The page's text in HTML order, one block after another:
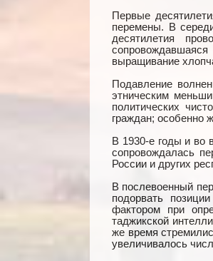
Первые
перемены. В
десятилетия
выращивание
Подавление
этническим
политических
граждан; особенно
В 1930-е годы и во
сопровождалась
России и других
В послевоенный
подорвать
фактором при
таджикской
же время
увеличивалось